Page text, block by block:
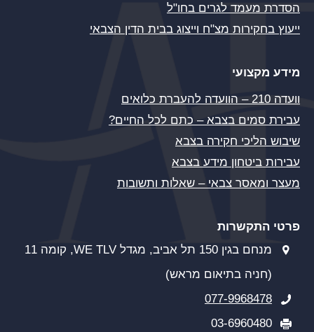
הסדרת מעמד לגרים בחו"ל
ייעוץ בחקירות מצ"ח וייצוג בבית הדין הצבאי
מידע מקצועי
וועדה 210 – הוועדה להעברת כלואים
עבירת סמים בצבא – כתם לכל החיים?
שיבוש הליכי חקירה בצבא
עבירות ביטחון מידע בצבא
מעצר ומאסר צבאי – שאלות ותשובות
פרטי התקשרות
מנחם בגין 150 תל אביב, מגדל WE TLV, קומה 11
(חניה בתיאום מראש)
077-9968478
03-6960480